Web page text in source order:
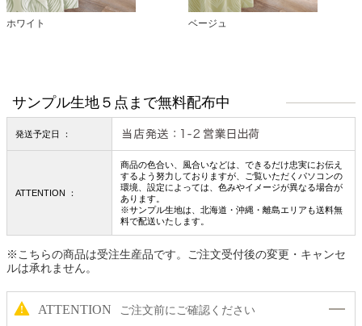
ホワイト ベージュ
サンプル生地５点まで無料配布中
発送予定日 ：
ATTENTION ：
商品の色合い、風合いなどは、できるだけ忠実にお伝え
するよう努力しておりますが、ご覧いただくパソコンの
環境、設定によっては、色みやイメージが異なる場合が
あります。
※サンプル生地は、北海道・沖縄・離島エリアも送料無
料で配送いたします。
※こちらの商品は受注生産品です。ご注文受付後の変更・キャンセ
ルは承れません。
ATTENTION ご注文前にご確認ください